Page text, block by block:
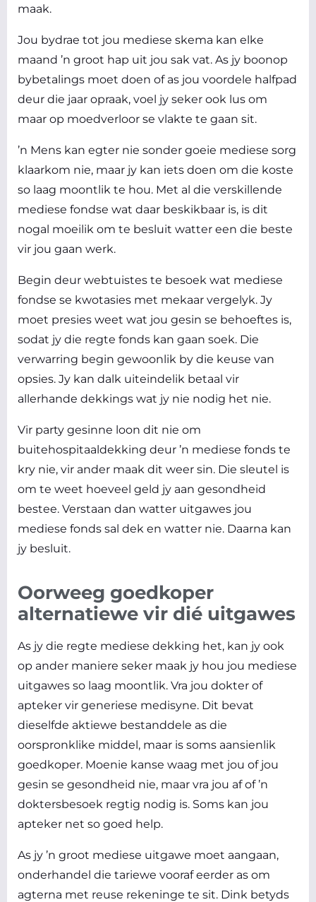
maak.
Jou bydrae tot jou mediese skema kan elke
maand ’n groot hap uit jou sak vat. As jy boonop
bybetalings moet doen of as jou voordele halfpad
deur die jaar opraak, voel jy seker ook lus om
maar op moedverloor se vlakte te gaan sit.
’n Mens kan egter nie sonder goeie mediese sorg
klaarkom nie, maar jy kan iets doen om die koste
so laag moontlik te hou. Met al die verskillende
mediese fondse wat daar beskikbaar is, is dit
nogal moeilik om te besluit watter een die beste
vir jou gaan werk.
Begin deur webtuistes te besoek wat mediese
fondse se kwotasies met mekaar vergelyk. Jy
moet presies weet wat jou gesin se behoeftes is,
sodat jy die regte fonds kan gaan soek. Die
verwarring begin gewoonlik by die keuse van
opsies. Jy kan dalk uiteindelik betaal vir
allerhande dekkings wat jy nie nodig het nie.
Vir party gesinne loon dit nie om
buitehospitaaldekking deur ’n mediese fonds te
kry nie, vir ander maak dit weer sin. Die sleutel is
om te weet hoeveel geld jy aan gesondheid
bestee. Verstaan dan watter uitgawes jou
mediese fonds sal dek en watter nie. Daarna kan
jy besluit.
Oorweeg goedkoper
alternatiewe vir dié uitgawes
As jy die regte mediese dekking het, kan jy ook
op ander maniere seker maak jy hou jou mediese
uitgawes so laag moontlik. Vra jou dokter of
apteker vir generiese medisyne. Dit bevat
dieselfde aktiewe bestanddele as die
oorspronklike middel, maar is soms aansienlik
goedkoper. Moenie kanse waag met jou of jou
gesin se gesondheid nie, maar vra jou af of ’n
doktersbesoek regtig nodig is. Soms kan jou
apteker net so goed help.
As jy ’n groot mediese uitgawe moet aangaan,
onderhandel die tariewe vooraf eerder as om
agterna met reuse rekeninge te sit. Dink betyds